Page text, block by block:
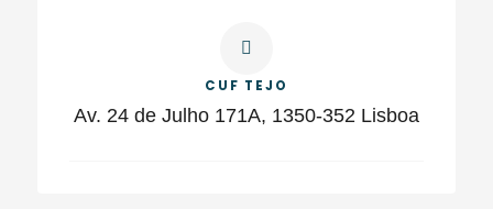
CUF TEJO
Av. 24 de Julho 171A, 1350-352 Lisboa